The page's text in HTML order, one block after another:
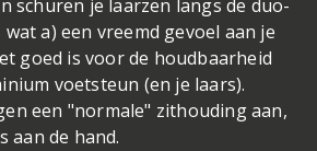
schuren je laarzen langs de duo-
a) een vreemd gevoel aan je
goed is voor de houdbaarheid
voetsteun (en je laars).
een "normale" zithouding aan,
aan de hand.